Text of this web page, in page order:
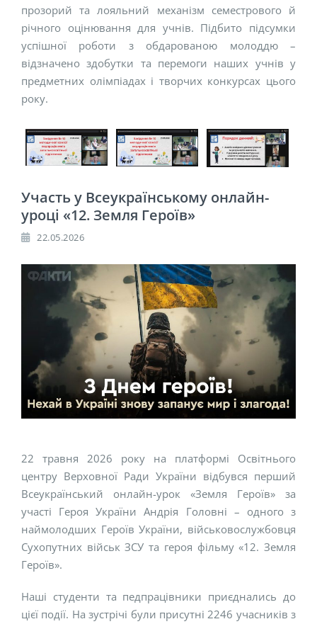
прозорий та лояльний механізм семестрового й
річного оцінювання для учнів. Підбито підсумки
успішної роботи з обдарованою молоддю –
відзначено здобутки та перемоги наших учнів у
предметних олімпіадах і творчих конкурсах цього
року.
Участь у Всеукраїнському онлайн-
уроці «12. Земля Героїв»
22.05.2026
22 травня 2026 року на платформі Освітнього
центру Верховної Ради України відбувся перший
Всеукраїнський онлайн-урок «Земля Героїв» за
участі Героя України Андрія Головні – одного з
наймолодших Героїв України, військовослужбовця
Сухопутних військ ЗСУ та героя фільму «12. Земля
Героїв».
Наші студенти та педпрацівники приєднались до
цієї події. На зустрічі були присутні 2246 учасників з